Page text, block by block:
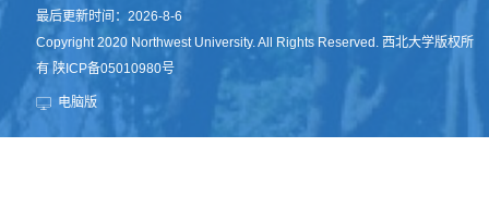
最后更新时间：2026-8-6
Copyright 2020 Northwest University. All Rights Reserved. 西北大学版权所
有 陕ICP备05010980号
电脑版